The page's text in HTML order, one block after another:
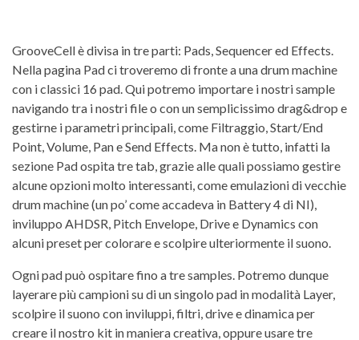
GrooveCell è divisa in tre parti: Pads, Sequencer ed Effects.
Nella pagina Pad ci troveremo di fronte a una drum machine
con i classici 16 pad. Qui potremo importare i nostri sample
navigando tra i nostri file o con un semplicissimo drag&drop e
gestirne i parametri principali, come Filtraggio, Start/End
Point, Volume, Pan e Send Effects. Ma non è tutto, infatti la
sezione Pad ospita tre tab, grazie alle quali possiamo gestire
alcune opzioni molto interessanti, come emulazioni di vecchie
drum machine (un po’ come accadeva in Battery 4 di NI),
inviluppo AHDSR, Pitch Envelope, Drive e Dynamics con
alcuni preset per colorare e scolpire ulteriormente il suono.
Ogni pad può ospitare fino a tre samples. Potremo dunque
layerare più campioni su di un singolo pad in modalità Layer,
scolpire il suono con inviluppi, filtri, drive e dinamica per
creare il nostro kit in maniera creativa, oppure usare tre